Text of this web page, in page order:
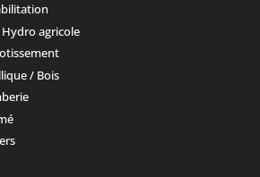
agricole
/ Bois